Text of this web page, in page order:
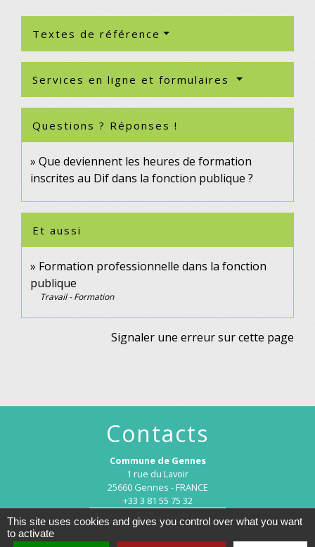
Textes de référence
Services en ligne et formulaires
Questions ? Réponses !
Que deviennent les heures de formation
inscrites au Dif dans la fonction publique ?
Et aussi
Formation professionnelle dans la fonction
publique
Travail - Formation
Signaler une erreur sur cette page
Contacts
Commune de Gennes
1 rue du Lavoir
25660 Gennes - FRANCE
+33 3 81 55 75 32
Contact par formulaire
This site uses cookies and gives you control over what you want
to activate